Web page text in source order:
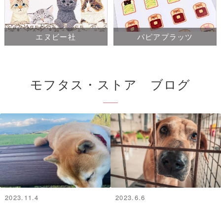
エヌビー社 パピアプラッツ
モフタス・ストア ブログ
2023.11.4
2023.6.6